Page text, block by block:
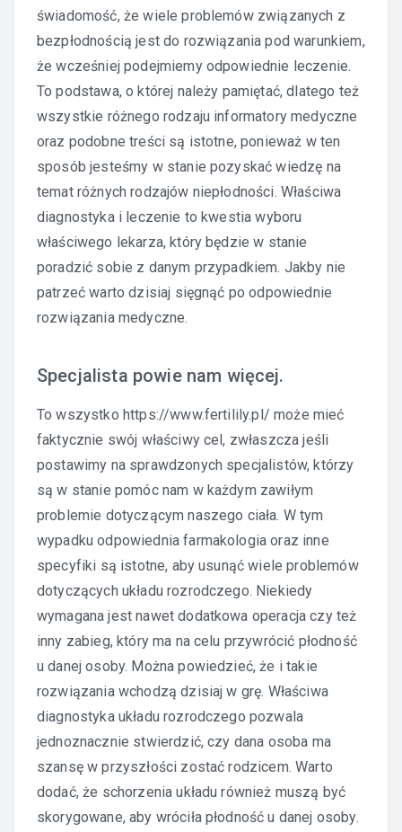
świadomość, że wiele problemów związanych z
bezpłodnością jest do rozwiązania pod warunkiem,
że wcześniej podejmiemy odpowiednie leczenie.
To podstawa, o której należy pamiętać, dlatego też
wszystkie różnego rodzaju informatory medyczne
oraz podobne treści są istotne, ponieważ w ten
sposób jesteśmy w stanie pozyskać wiedzę na
temat różnych rodzajów niepłodności. Właściwa
diagnostyka i leczenie to kwestia wyboru
właściwego lekarza, który będzie w stanie
poradzić sobie z danym przypadkiem. Jakby nie
patrzeć warto dzisiaj sięgnąć po odpowiednie
rozwiązania medyczne.
Specjalista powie nam więcej.
To wszystko https://www.fertilily.pl/ może mieć
faktycznie swój właściwy cel, zwłaszcza jeśli
postawimy na sprawdzonych specjalistów, którzy
są w stanie pomóc nam w każdym zawiłym
problemie dotyczącym naszego ciała. W tym
wypadku odpowiednia farmakologia oraz inne
specyfiki są istotne, aby usunąć wiele problemów
dotyczących układu rozrodczego. Niekiedy
wymagana jest nawet dodatkowa operacja czy też
inny zabieg, który ma na celu przywrócić płodność
u danej osoby. Można powiedzieć, że i takie
rozwiązania wchodzą dzisiaj w grę. Właściwa
diagnostyka układu rozrodczego pozwala
jednoznacznie stwierdzić, czy dana osoba ma
szansę w przyszłości zostać rodzicem. Warto
dodać, że schorzenia układu również muszą być
skorygowane, aby wróciła płodność u danej osoby.